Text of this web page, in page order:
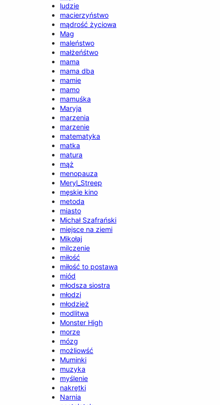
ludzie
macierzyństwo
mądrość życiowa
Mag
maleństwo
małżeńśtwo
mama
mama dba
mamie
mamo
mamuśka
Maryja
marzenia
marzenie
matematyka
matka
matura
mąż
menopauza
Meryl_Streep
męskie kino
metoda
miasto
Michał Szafrański
miejsce na ziemi
Mikołaj
milczenie
miłość
miłość to postawa
miód
młodsza siostra
młodzi
młodzież
modlitwa
Monster High
morze
mózg
możliowść
Muminki
muzyka
myślenie
nakrętki
Narnia